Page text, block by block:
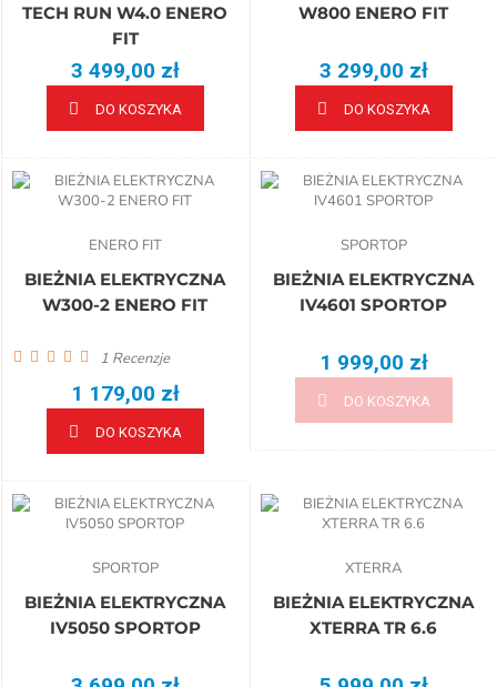
TECH RUN W4.0 ENERO
FIT
3 499,00 zł
DO KOSZYKA
W800 ENERO FIT
3 299,00 zł
DO KOSZYKA
ENERO FIT
BIEŻNIA ELEKTRYCZNA
W300-2 ENERO FIT
1 Recenzje
1 179,00 zł
DO KOSZYKA
SPORTOP
BIEŻNIA ELEKTRYCZNA
IV4601 SPORTOP
1 999,00 zł
DO KOSZYKA
SPORTOP
BIEŻNIA ELEKTRYCZNA
IV5050 SPORTOP
XTERRA
BIEŻNIA ELEKTRYCZNA
XTERRA TR 6.6